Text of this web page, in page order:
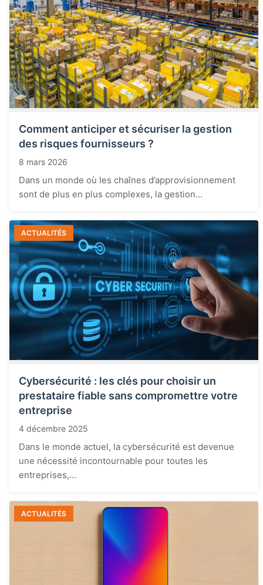
Comment anticiper et sécuriser la gestion
des risques fournisseurs ?
8 mars 2026
Dans un monde où les chaînes d’approvisionnement
sont de plus en plus complexes, la gestion...
ACTUALITÉS
Cybersécurité : les clés pour choisir un
prestataire fiable sans compromettre votre
entreprise
4 décembre 2025
Dans le monde actuel, la cybersécurité est devenue
une nécessité incontournable pour toutes les
entreprises,...
ACTUALITÉS